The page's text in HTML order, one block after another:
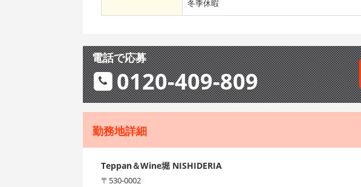
冬季休暇
電話で応募
0120-409-809
勤務地詳細
Teppan＆Wine堀 NISHIDERIA
〒530-0002